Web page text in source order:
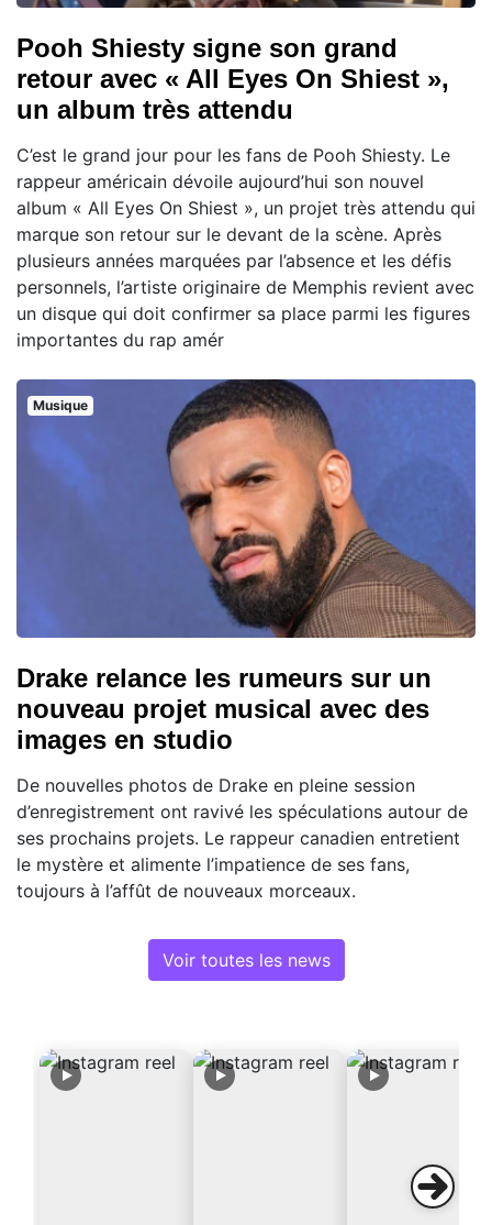
Pooh Shiesty signe son grand
retour avec « All Eyes On Shiest »,
un album très attendu
C’est le grand jour pour les fans de Pooh Shiesty. Le
rappeur américain dévoile aujourd’hui son nouvel
album « All Eyes On Shiest », un projet très attendu qui
marque son retour sur le devant de la scène. Après
plusieurs années marquées par l’absence et les défis
personnels, l’artiste originaire de Memphis revient avec
un disque qui doit confirmer sa place parmi les figures
importantes du rap amér
Musique
Drake relance les rumeurs sur un
nouveau projet musical avec des
images en studio
De nouvelles photos de Drake en pleine session
d’enregistrement ont ravivé les spéculations autour de
ses prochains projets. Le rappeur canadien entretient
le mystère et alimente l’impatience de ses fans,
toujours à l’affût de nouveaux morceaux.
Voir toutes les news